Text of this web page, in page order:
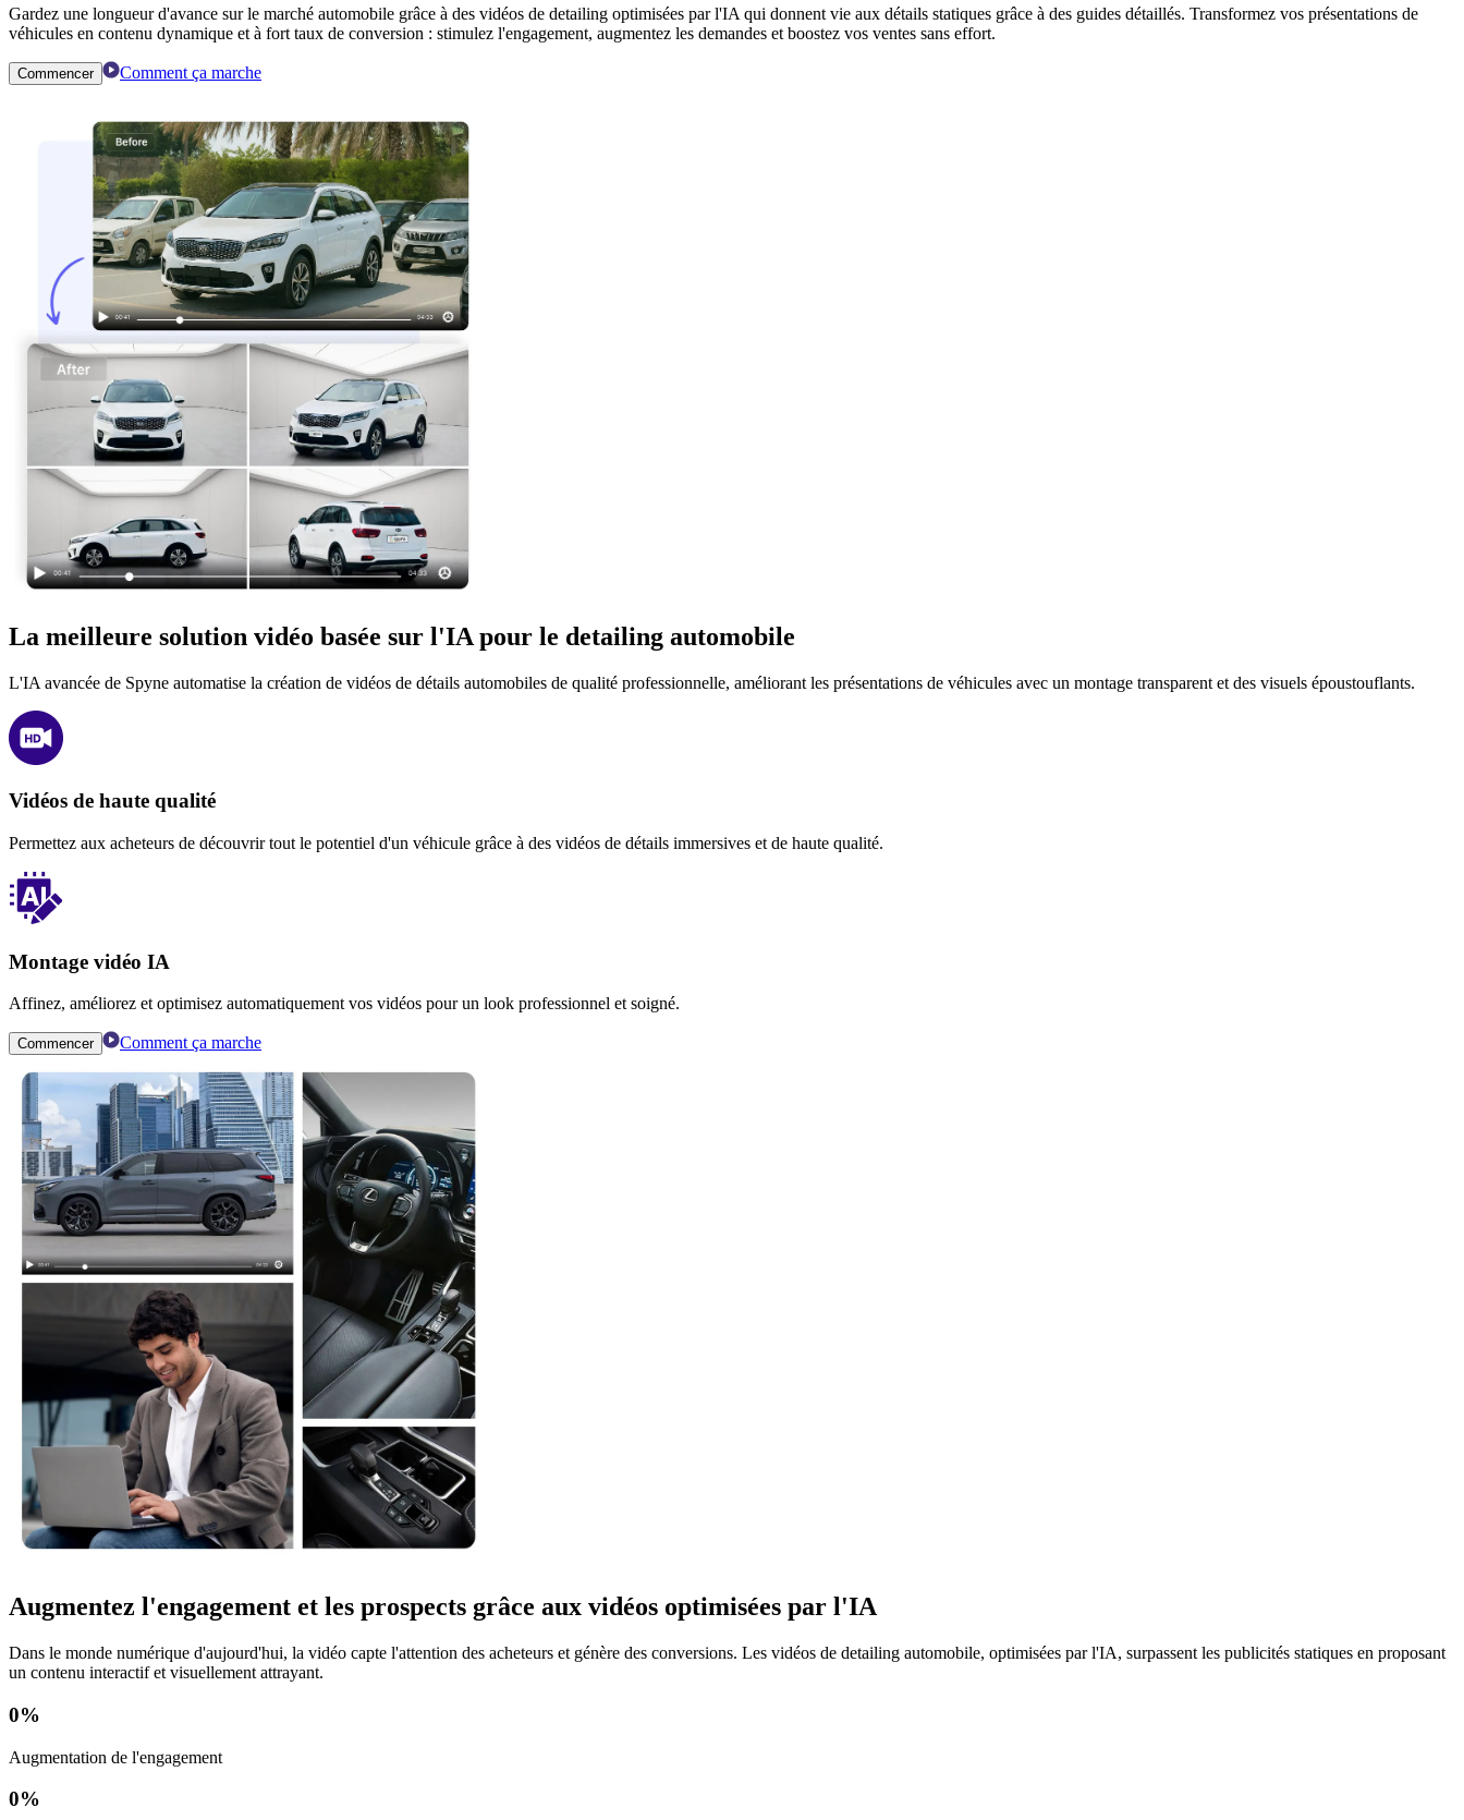
Gardez une longueur d'avance sur le marché automobile grâce à des vidéos de detailing optimisées par l'IA qui donnent vie aux détails statiques grâce à des guides détaillés. Transformez vos présentations de
véhicules en contenu dynamique et à fort taux de conversion : stimulez l'engagement, augmentez les demandes et boostez vos ventes sans effort.
Commencer Comment ça marche
La meilleure solution vidéo basée sur l'IA pour le detailing automobile
L'IA avancée de Spyne automatise la création de vidéos de détails automobiles de qualité professionnelle, améliorant les présentations de véhicules avec un montage transparent et des visuels époustouflants.
Vidéos de haute qualité
Permettez aux acheteurs de découvrir tout le potentiel d'un véhicule grâce à des vidéos de détails immersives et de haute qualité.
Montage vidéo IA
Affinez, améliorez et optimisez automatiquement vos vidéos pour un look professionnel et soigné.
Commencer Comment ça marche
Augmentez l'engagement et les prospects grâce aux vidéos optimisées par l'IA
Dans le monde numérique d'aujourd'hui, la vidéo capte l'attention des acheteurs et génère des conversions. Les vidéos de detailing automobile, optimisées par l'IA, surpassent les publicités statiques en proposant
un contenu interactif et visuellement attrayant.
0%
Augmentation de l'engagement
0%